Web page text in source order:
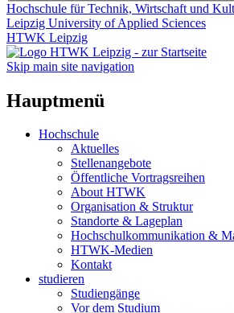
Hochschule für Technik, Wirtschaft und
Leipzig University of Applied Sciences
HTWK Leipzig
Skip main site navigation
Hauptmenü
Hochschule
Aktuelles
Stellenangebote
Öffentliche Vortragsreihen
About HTWK
Organisation & Struktur
Standorte & Lageplan
Hochschulkommunikation &
HTWK-Medien
Kontakt
studieren
Studiengänge
Vor dem Studium